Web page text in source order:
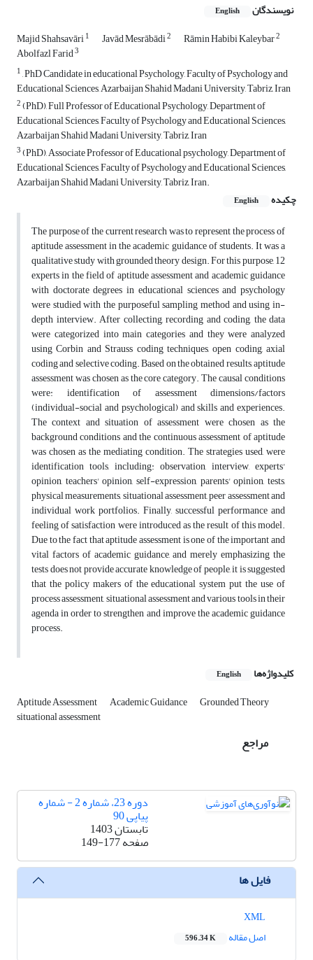
نویسندگان English
Majid Shahsavāri1 Javād Mesrābādi2 Rāmin Habibi Kaleybar2
Abolfazl Farid3
1, PhD Candidate in educational Psychology, Faculty of Psychology and
Educational Sciences, Azarbaijan Shahid Madani University, Tabriz, Iran
2(PhD), Full Professor of Educational Psychology, Department of
Educational Sciences, Faculty of Psychology and Educational Sciences,
Azarbaijan Shahid Madani University, Tabriz, Iran
3(PhD), Associate Professor of Educational psychology, Department of
Educational Sciences, Faculty of Psychology and Educational Sciences,
Azarbaijan Shahid Madani University, Tabriz, Iran.
چکیده
English
The purpose of the current research was to represent the process of
aptitude assessment in the academic guidance of students. It was a
qualitative study with grounded theory design. For this purpose, 12
experts in the field of aptitude assessment and academic guidance
with doctorate degrees in educational sciences and psychology
were studied with the purposeful sampling method and using in-
depth interview. After collecting, recording and coding, the data
were categorized into main categories and they were analyzed
using Corbin and Strauss coding techniques, open coding, axial
coding and selective coding. Based on the obtained results, aptitude
assessment was chosen as the core category. The causal conditions
were: identification of assessment dimensions/factors
(individual-social and psychological) and skills and experiences.
The context and situation of assessment were chosen as the
background conditions and the continuous assessment of aptitude
was chosen as the mediating condition. The strategies used, were
identification tools, including: observation, interview, experts'
opinion, teachers' opinion, self-expression, parents' opinion, tests,
physical measurements, situational assessment, peer assessment and
individual work portfolios. Finally, successful performance and
feeling of satisfaction were introduced as the result of this model.
Due to the fact that aptitude assessment is one of the important and
vital factors of academic guidance, and merely emphasizing the
tests does not provide accurate knowledge of people, it is suggested
that the policy makers of the educational system put the use of
process assessment, situational assessment and various tools in their
agenda in order to strengthen and improve the academic guidance
process.
کلیدواژه‌ها English
Aptitude Assessment Academic Guidance Grounded Theory
situational assessment
مراجع
دوره 23، شماره 2 - شماره
پیاپی 90
تابستان 1403
صفحه149-177
فایل ها
اصل مقاله
596.34 K